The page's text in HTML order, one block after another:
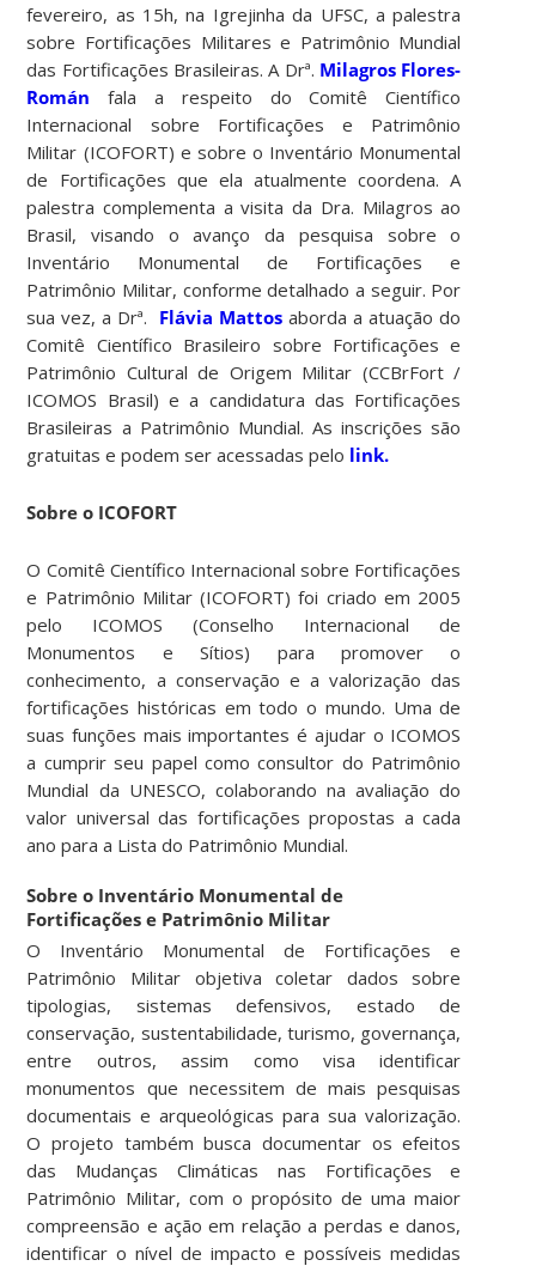
fevereiro, as 15h, na Igrejinha da UFSC, a palestra
sobre Fortificações Militares e Patrimônio Mundial
das Fortificações Brasileiras. A Drª. Milagros Flores-
Román fala a respeito do Comitê Científico
Internacional sobre Fortificações e Patrimônio
Militar (ICOFORT) e sobre o Inventário Monumental
de Fortificações que ela atualmente coordena. A
palestra complementa a visita da Dra. Milagros ao
Brasil, visando o avanço da pesquisa sobre o
Inventário Monumental de Fortificações e
Patrimônio Militar, conforme detalhado a seguir. Por
sua vez, a Drª. Flávia Mattos aborda a atuação do
Comitê Científico Brasileiro sobre Fortificações e
Patrimônio Cultural de Origem Militar (CCBrFort /
ICOMOS Brasil) e a candidatura das Fortificações
Brasileiras a Patrimônio Mundial. As inscrições são
gratuitas e podem ser acessadas pelo link.
Sobre o ICOFORT
O Comitê Científico Internacional sobre Fortificações
e Patrimônio Militar (ICOFORT) foi criado em 2005
pelo ICOMOS (Conselho Internacional de
Monumentos e Sítios) para promover o
conhecimento, a conservação e a valorização das
fortificações históricas em todo o mundo. Uma de
suas funções mais importantes é ajudar o ICOMOS
a cumprir seu papel como consultor do Patrimônio
Mundial da UNESCO, colaborando na avaliação do
valor universal das fortificações propostas a cada
ano para a Lista do Patrimônio Mundial.
Sobre o Inventário Monumental de
Fortificações e Patrimônio Militar
O Inventário Monumental de Fortificações e
Patrimônio Militar objetiva coletar dados sobre
tipologias, sistemas defensivos, estado de
conservação, sustentabilidade, turismo, governança,
entre outros, assim como visa identificar
monumentos que necessitem de mais pesquisas
documentais e arqueológicas para sua valorização.
O projeto também busca documentar os efeitos
das Mudanças Climáticas nas Fortificações e
Patrimônio Militar, com o propósito de uma maior
compreensão e ação em relação a perdas e danos,
identificar o nível de impacto e possíveis medidas